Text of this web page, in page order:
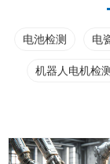
电池检测 电
机器人电机检